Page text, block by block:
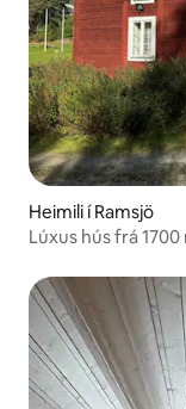
Heimili í Ramsjö
Lúxus hús frá